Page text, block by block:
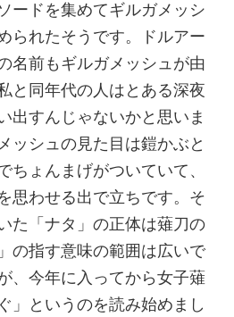
ードを集めてギルガメッシ
られたそうです。ドルアー
名前もギルガメッシュが由
と同年代の人はとある深夜
出すんじゃないかと思いま
ッシュの見た目は鎧かぶと
ちょんまげがついていて、
思わせる出で立ちです。そ
た「ナタ」の正体は薙刀の
の指す意味の範囲は広いで
、今年に入ってから女子薙
」というのを読み始めまし